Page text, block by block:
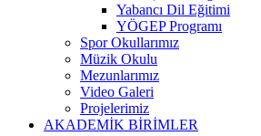
Yabancı Dil Eğitimi
YÖGEP Programı
Spor Okullarımız
Müzik Okulu
Mezunlarımız
Video Galeri
Projelerimiz
AKADEMİK BİRİMLER